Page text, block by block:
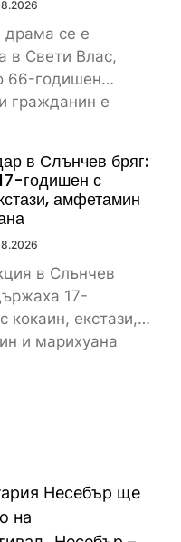
драма се е
в Свети Влас,
66-годишен
гражданин е
в Слънчев бряг:
годишен с
амфетамин
в Слънчев
17-
кокаин, екстази,
и марихуана
Несебър ще
на